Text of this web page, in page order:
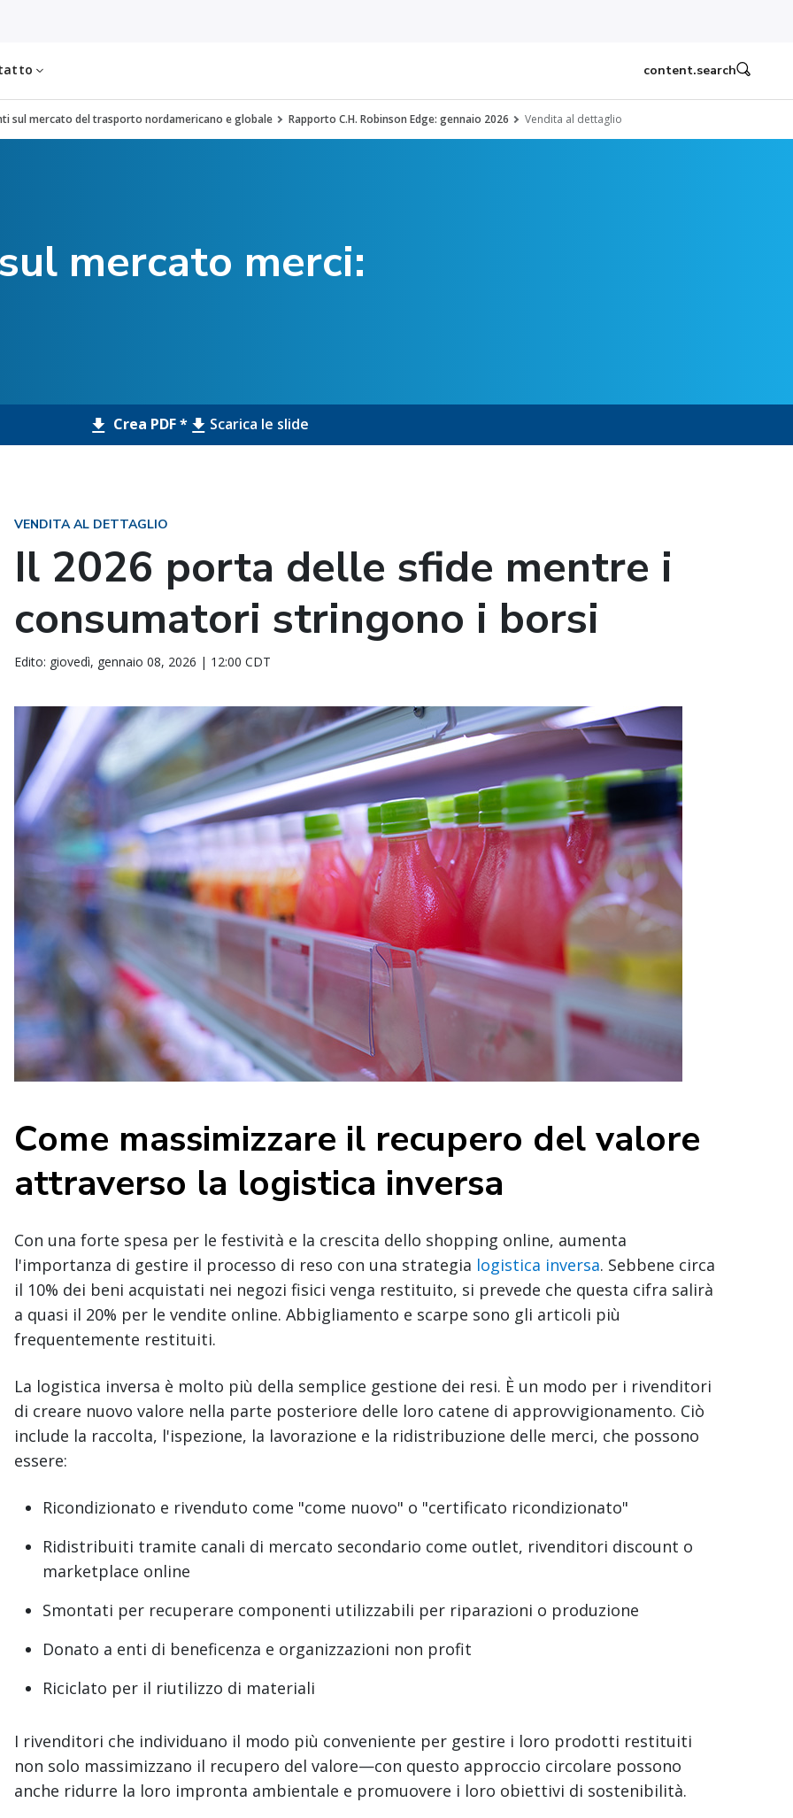
content.search
sul mercato del trasporto nordamericano e globale Rapporto C.H. Robinson Edge: gennaio 2026 Vendita al dettaglio
mercato merci:
Crea PDF * Scarica le slide
VENDITA AL DETTAGLIO
Il 2026 porta delle sfide mentre i
consumatori stringono i borsi
Edito: giovedì, gennaio 08, 2026 | 12:00 CDT
Come massimizzare il recupero del valore
attraverso la logistica inversa
Con una forte spesa per le festività e la crescita dello shopping online, aumenta
l'importanza di gestire il processo di reso con una strategia logistica inversa. Sebbene circa
il 10% dei beni acquistati nei negozi fisici venga restituito, si prevede che questa cifra salirà
a quasi il 20% per le vendite online. Abbigliamento e scarpe sono gli articoli più
frequentemente restituiti.
La logistica inversa è molto più della semplice gestione dei resi. È un modo per i rivenditori
di creare nuovo valore nella parte posteriore delle loro catene di approvvigionamento. Ciò
include la raccolta, l'ispezione, la lavorazione e la ridistribuzione delle merci, che possono
essere:
Ricondizionato e rivenduto come "come nuovo" o "certificato ricondizionato"
Ridistribuiti tramite canali di mercato secondario come outlet, rivenditori discount o
marketplace online
Smontati per recuperare componenti utilizzabili per riparazioni o produzione
Donato a enti di beneficenza e organizzazioni non profit
Riciclato per il riutilizzo di materiali
I rivenditori che individuano il modo più conveniente per gestire i loro prodotti restituiti
non solo massimizzano il recupero del valore—con questo approccio circolare possono
anche ridurre la loro impronta ambientale e promuovere i loro obiettivi di sostenibilità.